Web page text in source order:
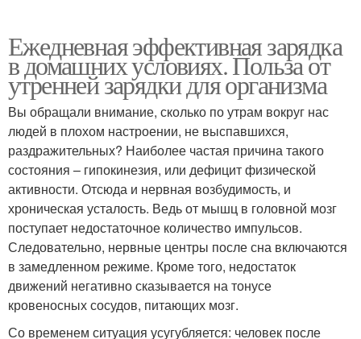
Ежедневная эффективная зарядка
в домашних условиях. Польза от
утренней зарядки для организма
Вы обращали внимание, сколько по утрам вокруг нас
людей в плохом настроении, не выспавшихся,
раздражительных? Наиболее частая причина такого
состояния – гипокинезия, или дефицит физической
активности. Отсюда и нервная возбудимость, и
хроническая усталость. Ведь от мышц в головной мозг
поступает недостаточное количество импульсов.
Следовательно, нервные центры после сна включаются
в замедленном режиме. Кроме того, недостаток
движений негативно сказывается на тонусе
кровеносных сосудов, питающих мозг.
Со временем ситуация усугубляется: человек после